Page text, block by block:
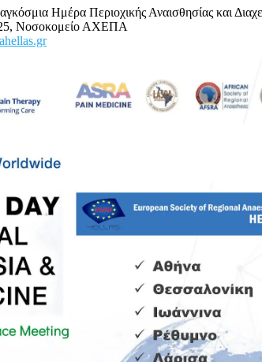
Ημέρα Περιοχικής Αναισθησίας και
Νοσοκομείο ΑΧΕΠΑ